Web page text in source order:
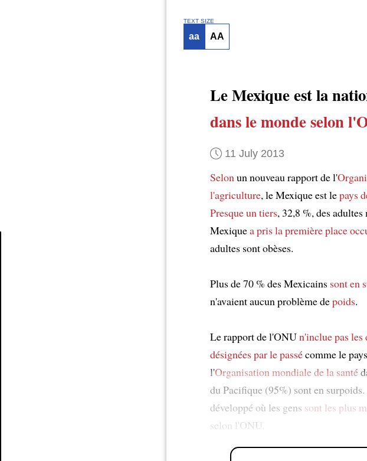
TEXT SIZE
aa AA
Le Mexique est la
dans le mondeselon
11 July 2013
Selonun nouveau rapport de l'
l'agriculture, le Mexique est lepays
Presque un tiers, 32,8 %, des
Mexiquea pris la première place
adultes sont obèses.
Plus de 70 % des Mexicains sont en
n'avaient aucun problème depoids.
Le rapport de l'ONUn'inclue pas les
désignéespar le passécomme le
l'Organisation mondiale de la santé
du Pacifique (95%) sont en surpoids.
développé où les gens sont les plus
selon l'ONU.